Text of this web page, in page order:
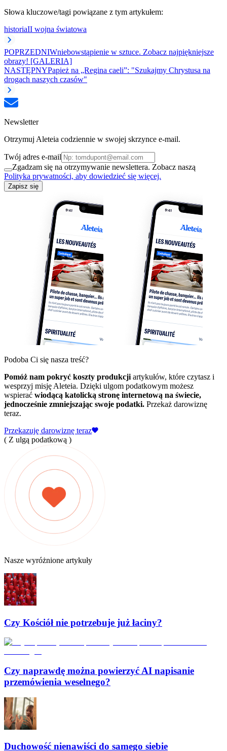
Słowa kluczowe/tagi powiązane z tym artykułem:
historiaII wojna światowa
POPRZEDNIWniebowstąpienie w sztuce. Zobacz najpiękniejsze
obrazy! [GALERIA]
NASTĘPNYPapież na „Regina caeli”: "Szukajmy Chrystusa na
drogach naszych czasów"
Newsletter
Otrzymuj Aleteia codziennie w swojej skrzynce e-mail.
Twój adres e-mail
Zgadzam się na otrzymywanie newslettera. Zobacz naszą
Polityka prywatności, aby dowiedzieć się więcej.
Zapisz się
Podoba Ci się nasza treść?
Pomóż nam pokryć koszty produkcji artykułów, które czytasz i
wesprzyj misję Aleteia. Dzięki ulgom podatkowym możesz
wspierać wiodącą katolicką stronę internetową na świecie,
jednocześnie zmniejszając swoje podatki. Przekaż darowiznę
teraz.
Przekazuję darowiznę teraz
( Z ulgą podatkową )
Nasze wyróżnione artykuły
Czy Kościół nie potrzebuje już łaciny?
Czy naprawdę można powierzyć AI napisanie
przemówienia weselnego?
Duchowość nienawiści do samego siebie